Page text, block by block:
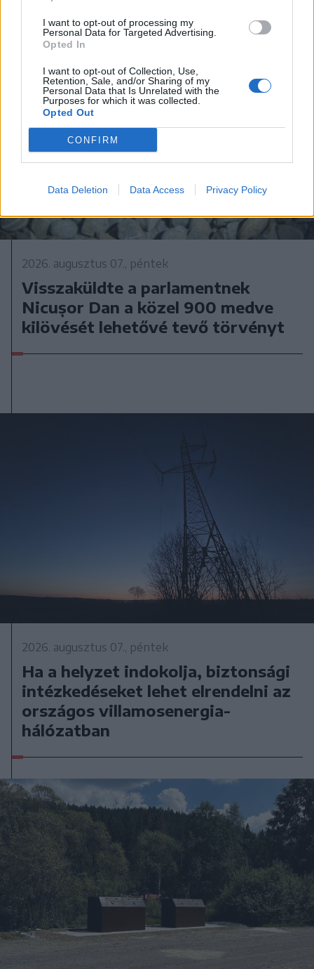
I want to opt-out of processing my
Personal Data for Targeted Advertising.
Opted In
I want to opt-out of Collection, Use,
Retention, Sale, and/or Sharing of my
Personal Data that Is Unrelated with the
Purposes for which it was collected.
Opted Out
CONFIRM
Data Deletion Data Access Privacy Policy
2026. augusztus 07., péntek
Visszaküldte a parlamentnek
Nicușor Dan a közel 900 medve
kilövését lehetővé tevő törvényt
2026. augusztus 07., péntek
Ha a helyzet indokolja, biztonsági
intézkedéseket lehet elrendelni az
országos villamosenergia-
hálózatban